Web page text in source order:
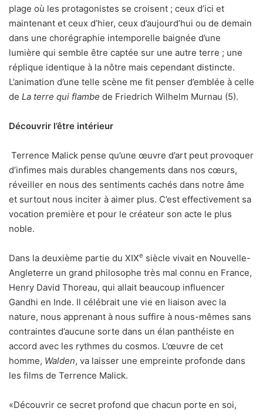
plage où les protagonistes se croisent ; ceux d’ici et
maintenant et ceux d’hier, ceux d’aujourd’hui ou de demain
dans une chorégraphie intemporelle baignée d’une
lumière qui semble être captée sur une autre terre ; une
réplique identique à la nôtre mais cependant distincte.
L’animation d’une telle scène me fit penser d’emblée à celle
de La terre qui flambe de Friedrich Wilhelm Murnau (5).
Découvrir l’être intérieur
Terrence Malick pense qu’une œuvre d’art peut provoquer
d’infimes mais durables changements dans nos cœurs,
réveiller en nous des sentiments cachés dans notre âme
et surtout nous inciter à aimer plus. C’est effectivement sa
vocation première et pour le créateur son acte le plus
noble.
Dans la deuxième partie du XIXe siècle vivait en Nouvelle-
Angleterre un grand philosophe très mal connu en France,
Henry David Thoreau, qui allait beaucoup influencer
Gandhi en Inde. Il célébrait une vie en liaison avec la
nature, nous apprenant à nous suffire à nous-mêmes sans
contraintes d’aucune sorte dans un élan panthéiste en
accord avec les rythmes du cosmos. L’œuvre de cet
homme, Walden, va laisser une empreinte profonde dans
les films de Terrence Malick.
«Découvrir ce secret profond que chacun porte en soi,